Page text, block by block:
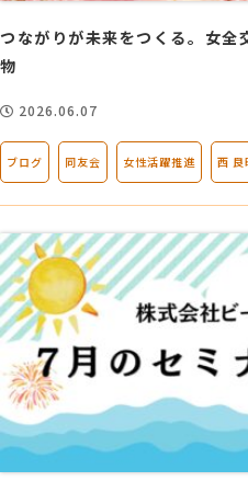
つながりが未来をつくる。女全
物
2026.06.07
ブログ 同友会 女性活躍推進 西 良